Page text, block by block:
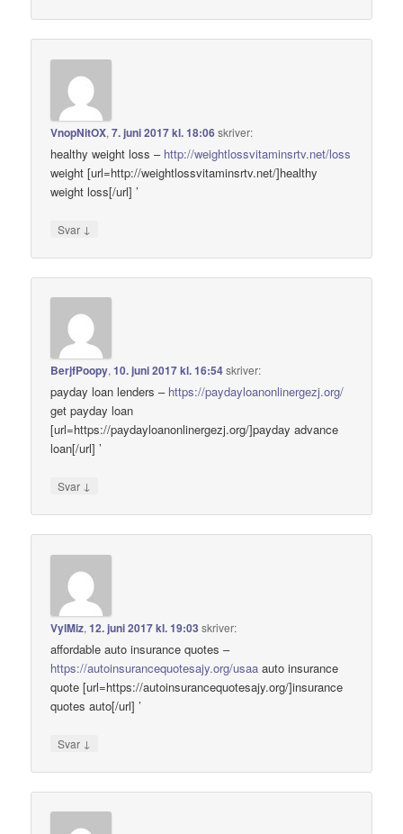
VnopNitOX,7. juni 2017 kl. 18:06skriver:
healthy weight loss – http://weightlossvitaminsrtv.net/loss
weight [url=http://weightlossvitaminsrtv.net/]healthy
weight loss[/url] ’
Svar ↓
BerjfPoopy,10. juni 2017 kl. 16:54skriver:
payday loan lenders – https://paydayloanonlinergezj.org/
get payday loan
[url=https://paydayloanonlinergezj.org/]payday advance
loan[/url] ’
Svar ↓
VylMiz,12. juni 2017 kl. 19:03 skriver:
affordable auto insurance quotes –
https://autoinsurancequotesajy.org/usaa auto insurance
quote [url=https://autoinsurancequotesajy.org/]insurance
quotes auto[/url] ’
Svar ↓